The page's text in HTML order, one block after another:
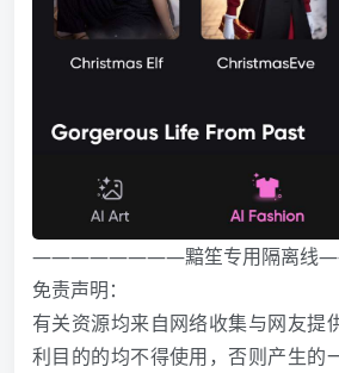
————————黯笙专用隔离
免责声明：
有关资源均来自网络收集与网友提
利目的的均不得使用，否则产生的